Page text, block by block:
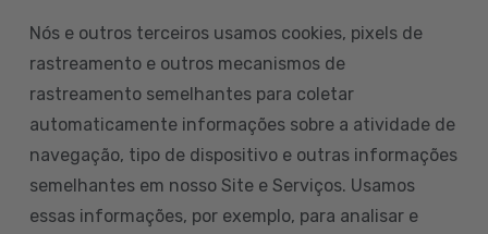
Nós e outros terceiros usamos cookies, pixels de
rastreamento e outros mecanismos de
rastreamento semelhantes para coletar
automaticamente informações sobre a atividade de
navegação, tipo de dispositivo e outras informações
semelhantes em nosso Site e Serviços. Usamos
essas informações, por exemplo, para analisar e